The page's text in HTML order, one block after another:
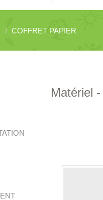
COFFRET PAPIER
Matériel -